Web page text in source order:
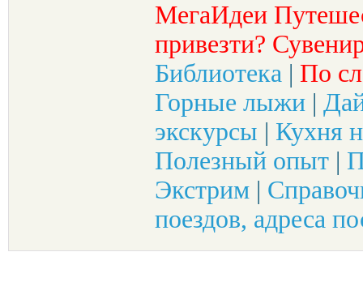
МегаИдеи
привезти?
Библиотека | По
Горные лыжи |
экскурсы | Кухня
Полезный опыт |
Экстрим |
поездов, адреса